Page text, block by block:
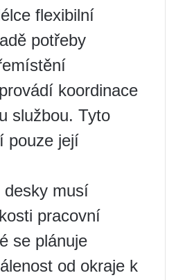
flexibilní
potřeby
koordinace
službou. Tyto
pouze její
desky musí
pracovní
se plánuje
od okraje k